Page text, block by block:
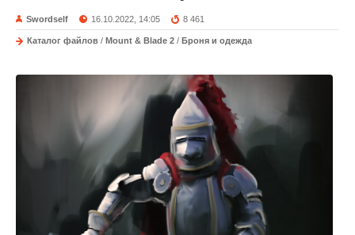
Swordself 16.10.2022, 14:05 8 461
Каталог файлов / Mount & Blade 2 / Броня и одежда